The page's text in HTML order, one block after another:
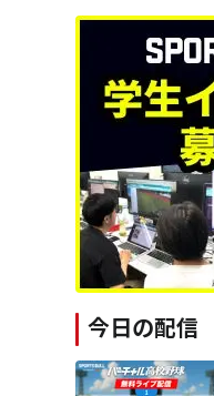
今日の配信